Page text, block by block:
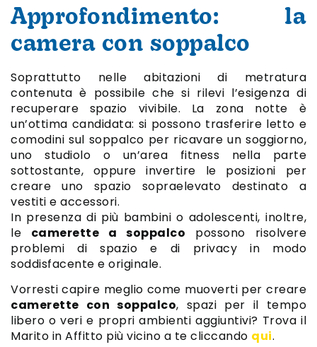
Approfondimento: la
camera con soppalco
Soprattutto nelle abitazioni di metratura
contenuta è possibile che si rilevi l’esigenza di
recuperare spazio vivibile. La zona notte è
un’ottima candidata: si possono trasferire letto e
comodini sul soppalco per ricavare un soggiorno,
uno studiolo o un’area fitness nella parte
sottostante, oppure invertire le posizioni per
creare uno spazio sopraelevato destinato a
vestiti e accessori.
In presenza di più bambini o adolescenti, inoltre,
le camerette a soppalco possono risolvere
problemi di spazio e di privacy in modo
soddisfacente e originale.
Vorresti capire meglio come muoverti per creare
camerette con soppalco, spazi per il tempo
libero o veri e propri ambienti aggiuntivi? Trova il
Marito in Affitto più vicino a te cliccando qui.